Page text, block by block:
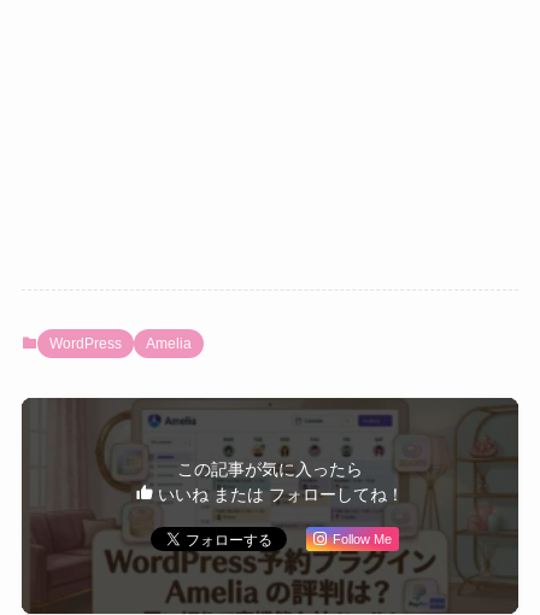
WordPress Amelia
この記事が気に入ったら
いいね または フォローしてね！
Follow Me